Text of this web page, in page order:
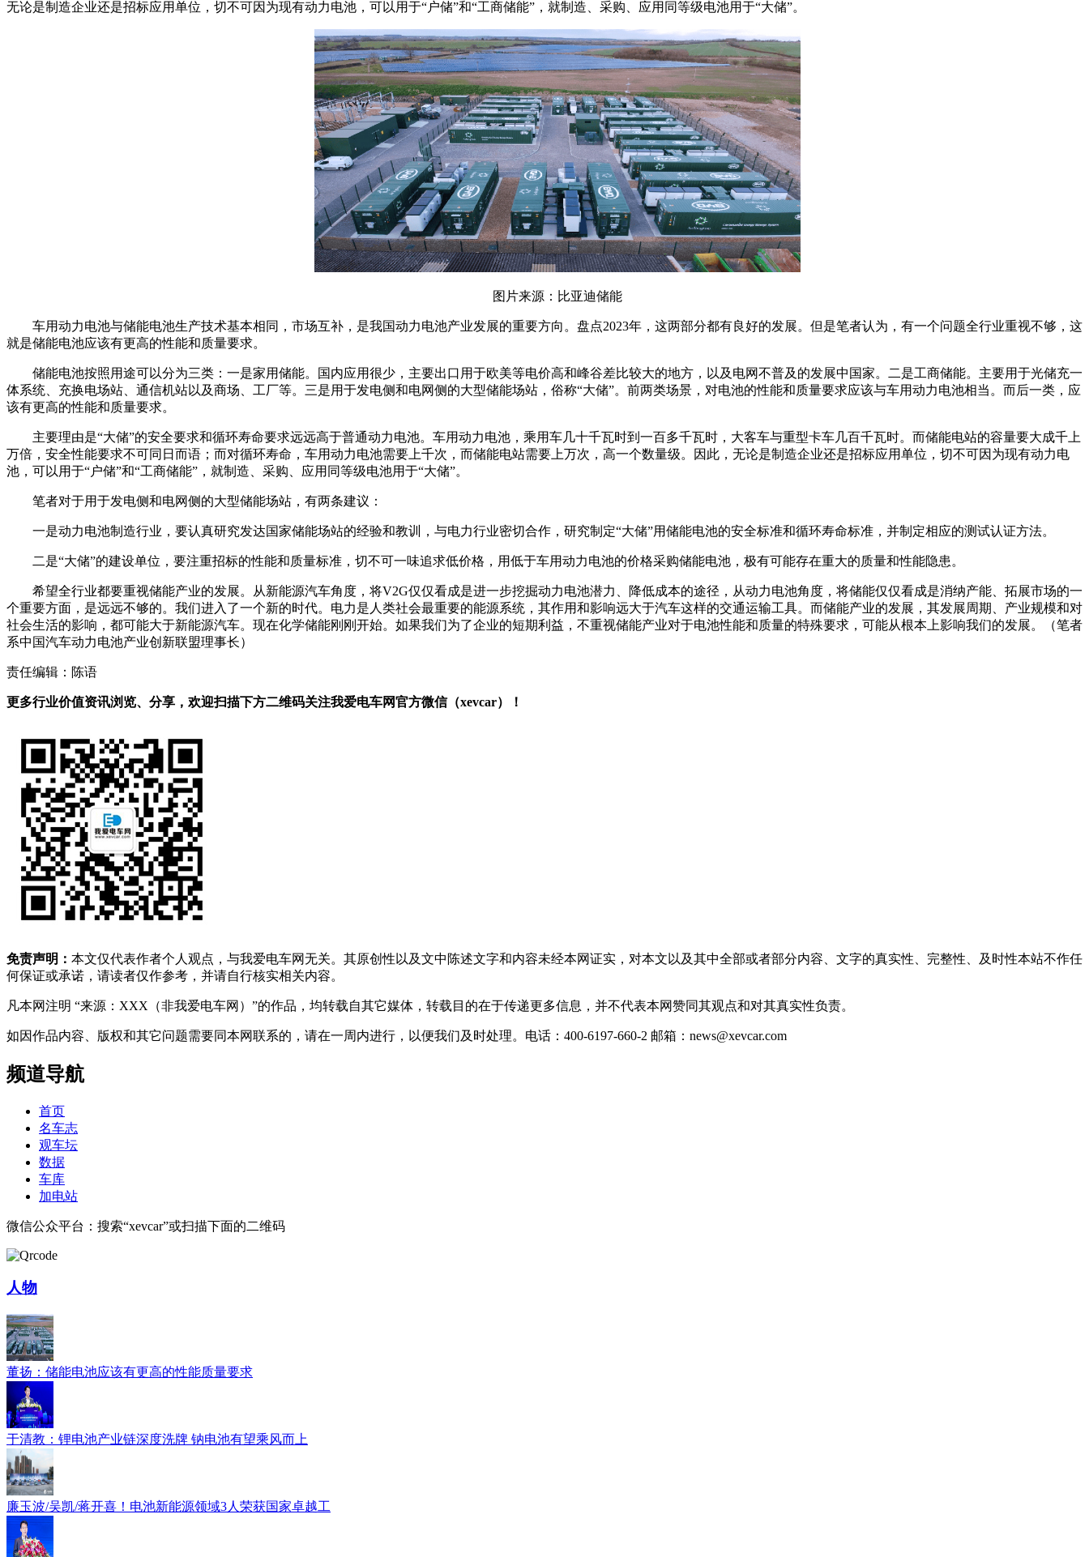
无论是制造企业还是招标应用单位，切不可因为现有动力电池，可以用于“户储”和“工商储能”，就制造、采购、应用同等级电池用于“大储”。
图片来源：比亚迪储能
车用动力电池与储能电池生产技术基本相同，市场互补，是我国动力电池产业发展的重要方向。盘点2023年，这两部分都有良好的发展。但是笔者认为，有一个问题全行业重视不够，这
就是储能电池应该有更高的性能和质量要求。
储能电池按照用途可以分为三类：一是家用储能。国内应用很少，主要出口用于欧美等电价高和峰谷差比较大的地方，以及电网不普及的发展中国家。二是工商储能。主要用于光储充一
体系统、充换电场站、通信机站以及商场、工厂等。三是用于发电侧和电网侧的大型储能场站，俗称“大储”。前两类场景，对电池的性能和质量要求应该与车用动力电池相当。而后一类，应
该有更高的性能和质量要求。
主要理由是“大储”的安全要求和循环寿命要求远远高于普通动力电池。车用动力电池，乘用车几十千瓦时到一百多千瓦时，大客车与重型卡车几百千瓦时。而储能电站的容量要大成千上
万倍，安全性能要求不可同日而语；而对循环寿命，车用动力电池需要上千次，而储能电站需要上万次，高一个数量级。因此，无论是制造企业还是招标应用单位，切不可因为现有动力电
池，可以用于“户储”和“工商储能”，就制造、采购、应用同等级电池用于“大储”。
笔者对于用于发电侧和电网侧的大型储能场站，有两条建议：
一是动力电池制造行业，要认真研究发达国家储能场站的经验和教训，与电力行业密切合作，研究制定“大储”用储能电池的安全标准和循环寿命标准，并制定相应的测试认证方法。
二是“大储”的建设单位，要注重招标的性能和质量标准，切不可一味追求低价格，用低于车用动力电池的价格采购储能电池，极有可能存在重大的质量和性能隐患。
希望全行业都要重视储能产业的发展。从新能源汽车角度，将V2G仅仅看成是进一步挖掘动力电池潜力、降低成本的途径，从动力电池角度，将储能仅仅看成是消纳产能、拓展市场的一
个重要方面，是远远不够的。我们进入了一个新的时代。电力是人类社会最重要的能源系统，其作用和影响远大于汽车这样的交通运输工具。而储能产业的发展，其发展周期、产业规模和对
社会生活的影响，都可能大于新能源汽车。现在化学储能刚刚开始。如果我们为了企业的短期利益，不重视储能产业对于电池性能和质量的特殊要求，可能从根本上影响我们的发展。（笔者
系中国汽车动力电池产业创新联盟理事长）
责任编辑：陈语
更多行业价值资讯浏览、分享，欢迎扫描下方二维码关注我爱电车网官方微信（xevcar）！
免责声明： 本文仅代表作者个人观点，与我爱电车网无关。其原创性以及文中陈述文字和内容未经本网证实，对本文以及其中全部或者部分内容、文字的真实性、完整性、及时性本站不作任
何保证或承诺，请读者仅作参考，并请自行核实相关内容。
凡本网注明 “来源：XXX（非我爱电车网）”的作品，均转载自其它媒体，转载目的在于传递更多信息，并不代表本网赞同其观点和对其真实性负责。
如因作品内容、版权和其它问题需要同本网联系的，请在一周内进行，以便我们及时处理。电话：400-6197-660-2 邮箱：news@xevcar.com
频道导航
首页
名车志
观车坛
数据
车库
加电站
微信公众平台：搜索“xevcar”或扫描下面的二维码
人物
董扬：储能电池应该有更高的性能质量要求
于清教：锂电池产业链深度洗牌 钠电池有望乘风而上
廉玉波/吴凯/蒋开喜！电池新能源领域3人荣获国家卓越工